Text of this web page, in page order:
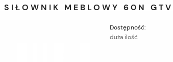
MEBLOWY 60N GTV
Dostępność:
duża ilość